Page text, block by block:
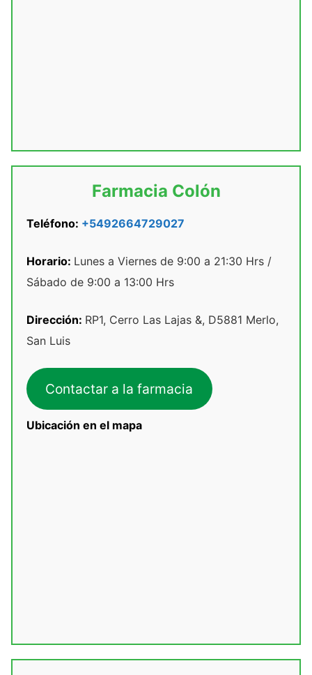
Farmacia Colón
Teléfono: +5492664729027
Horario: Lunes a Viernes de 9:00 a 21:30 Hrs /
Sábado de 9:00 a 13:00 Hrs
Dirección: RP1, Cerro Las Lajas &, D5881 Merlo,
San Luis
Contactar a la farmacia
Ubicación en el mapa